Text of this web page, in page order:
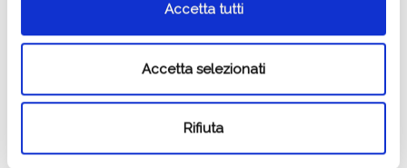
Accetta tutti
Accetta selezionati
Rifiuta
La vendemmia da Attems promette equilibrio, aromaticità e
freschezza
La Ribolla Gialla, vibrante come una ballata rock italiana…
Vi presentiamo il Pinot Grigio 2018
Come è nato lo Chardonnay 2018
Attems: una squadra autoctona, ma non solo.